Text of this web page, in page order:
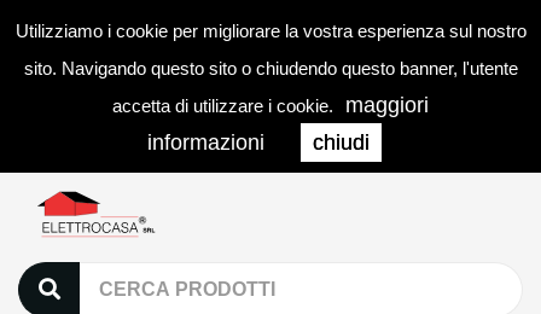
Utilizziamo i cookie per migliorare la vostra esperienza sul nostro
sito. Navigando questo sito o chiudendo questo banner, l'utente
accetta di utilizzare i cookie.
maggiori
informazioni
chiudi
0